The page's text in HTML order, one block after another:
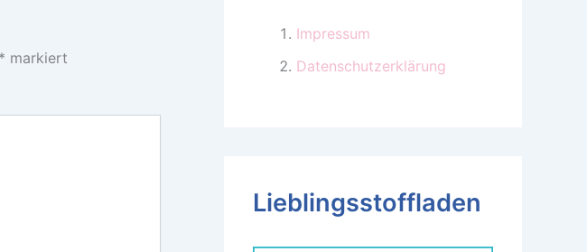
* markiert
Impressum
Datenschutzerklärung
Lieblingsstoffladen